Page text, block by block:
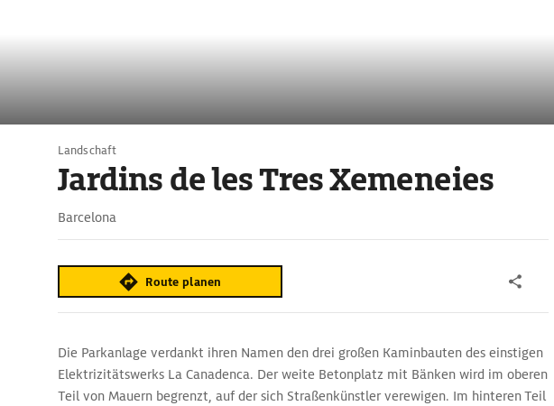
Landschaft
Jardins de les Tres Xemeneies
Barcelona
Route planen
Die Parkanlage verdankt ihren Namen den drei großen Kaminbauten des einstigen
Elektrizitätswerks La Canadenca. Der weite Betonplatz mit Bänken wird im oberen
Teil von Mauern begrenzt, auf der sich Straßenkünstler verewigen. Im hinteren Teil